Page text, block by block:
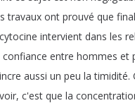
travaux ont prouvé que
intervient dans les
confiance entre hommes et
aussi un peu la timidité.
, c'est que la